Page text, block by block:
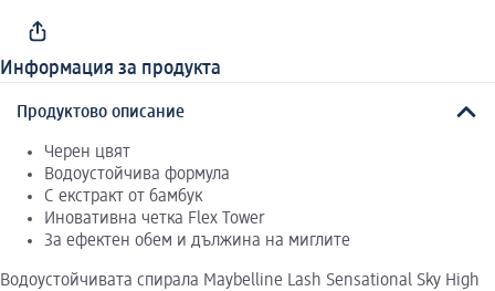
Информация за продукта
Продуктово описание
Черен цвят
Водоустойчива формула
С екстракт от бамбук
Иновативна четка Flex Tower
За ефектен обем и дължина на миглите
Водоустойчивата спирала Maybelline Lash Sensational Sky High